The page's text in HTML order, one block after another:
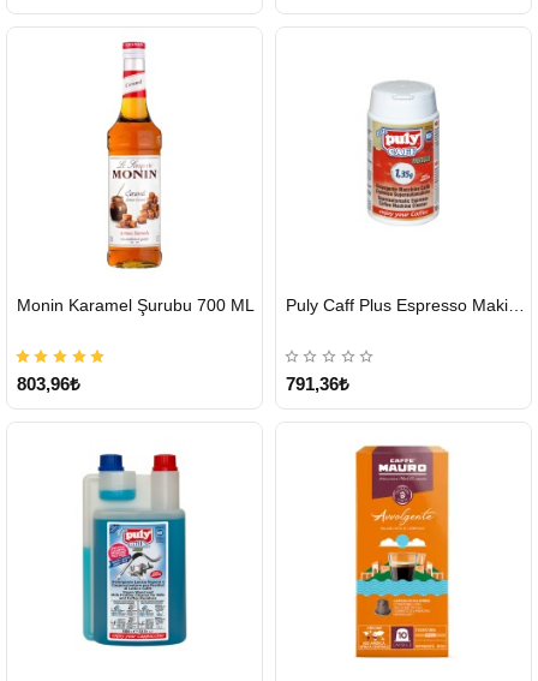
GÖNDERİ
Monin Karamel Şurubu 700 ML
803,96₺
GÖNDERİ
Puly Caff Plus Espresso Makinesi Temizleyici Tablet 100 x 1.35 G
791,36₺